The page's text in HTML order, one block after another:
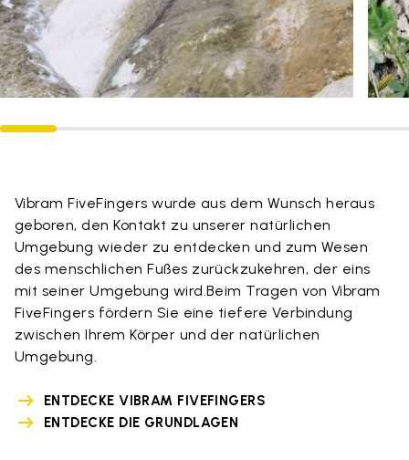
Vibram FiveFingers wurde aus dem Wunsch heraus
geboren, den Kontakt zu unserer natürlichen
Umgebung wieder zu entdecken und zum Wesen
des menschlichen Fußes zurückzukehren, der eins
mit seiner Umgebung wird.Beim Tragen von Vibram
FiveFingers fördern Sie eine tiefere Verbindung
zwischen Ihrem Körper und der natürlichen
Umgebung.
ENTDECKE VIBRAM FIVEFINGERS
ENTDECKE DIE GRUNDLAGEN